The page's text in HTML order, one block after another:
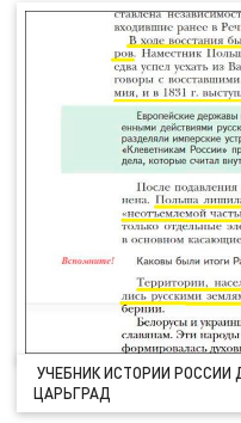
УЧЕБНИК ИСТОРИИ РОССИИ
ЦАРЬГРАД